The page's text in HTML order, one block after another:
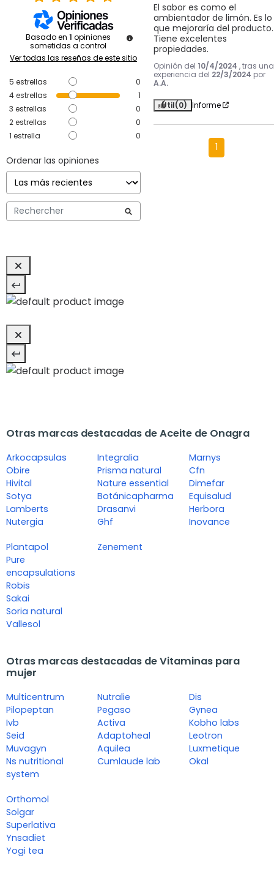
Basado en 1 opiniones
sometidas a control
Ver todas las reseñas de este sitio
5 estrellas
0
4estrellas
1
3 estrellas
0
2estrellas
0
1 estrella 0
Ordenar las opiniones
El sabor es como el
ambientador de limón. Es lo
que mejoraría del producto.
Tiene excelentes
propiedades.
Opinión del 10/4/2024 , tras una
experiencia del 22/3/2024 por
A.A.
Útil(0) Informe
1
Otras marcas destacadas de Aceite de Onagra
Arkocapsulas
Obire
Hivital
Sotya
Lamberts
Nutergia
Integralia
Prisma natural
Nature essential
Botánicapharma
Drasanvi
Ghf
Marnys
Cfn
Dimefar
Equisalud
Herbora
Inovance
Plantapol
Pure
encapsulations
Robis
Sakai
Soria natural
Vallesol
Zenement
Otras marcas destacadas de Vitaminas para
mujer
Multicentrum
Pilopeptan
Ivb
Seid
Muvagyn
Ns nutritional
system
Nutralie
Pegaso
Activa
Adaptoheal
Aquilea
Cumlaude lab
Dis
Gynea
Kobho labs
Leotron
Luxmetique
Okal
Orthomol
Solgar
Superlativa
Ynsadiet
Yogi tea